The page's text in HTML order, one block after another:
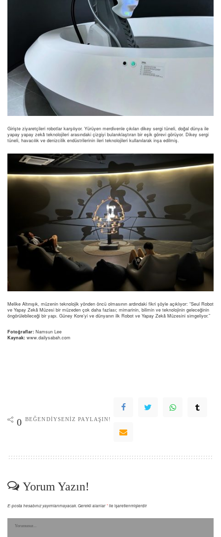
Girişte ziyaretçileri robotlar karşılıyor. Yürüyen merdivenle çıkılan dikey sergi tüneli, doğal dünya ile
yapay yapay zekâ teknolojileri arasındaki çizgiyi bulanıklaştıran bir eşik görevi görüyor. Dikey sergi
tüneli, havacılık ve denizcilik endüstrilerinin ileri teknolojileri kullanılarak inşa edilmiş.
Melike Altınışık, müzenin teknolojik yönden öncü olmasının ardındaki fikri şöyle açıklıyor: “Seul Robot
ve Yapay Zekâ Müzesi bir müzeden çok daha fazlası; mimarinin, bilimin ve teknolojinin geleceğinin
öngörülebileceği bir yapı. Güney Kore’yi ve dünyanın ilk Robot ve Yapay Zekâ Müzesini simgeliyor.”
Fotoğraflar: Namsun Lee
Kaynak: www.dailysabah.com
0 BEĞENDIYSENIZ PAYLAŞIN!
Yorum Yazın!
E-posta hesabınız yayımlanmayacak. Gerekli alanlar*ile işaretlenmişlerdir